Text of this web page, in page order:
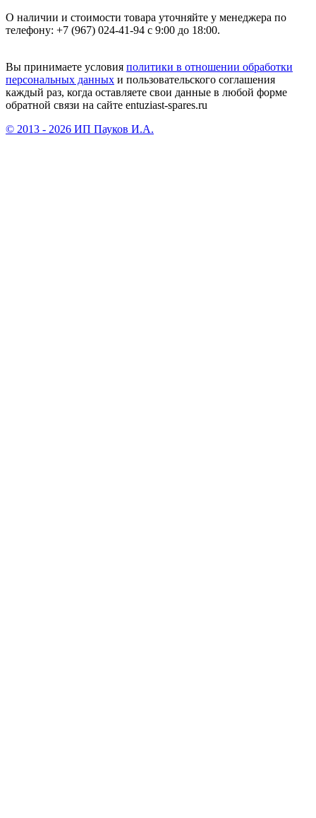
О наличии и стоимости товара уточняйте у менеджера по
телефону: +7 (967) 024-41-94 с 9:00 до 18:00.
Вы принимаете условия политики в отношении обработки
персональных данных и пользовательского соглашения
каждый раз, когда оставляете свои данные в любой форме
обратной связи на сайте entuziast-spares.ru
© 2013 - 2026 ИП Пауков И.А.